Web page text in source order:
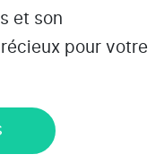
et son
pour votre